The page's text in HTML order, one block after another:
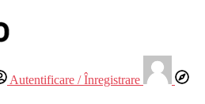
Autentificare / Înregistrare